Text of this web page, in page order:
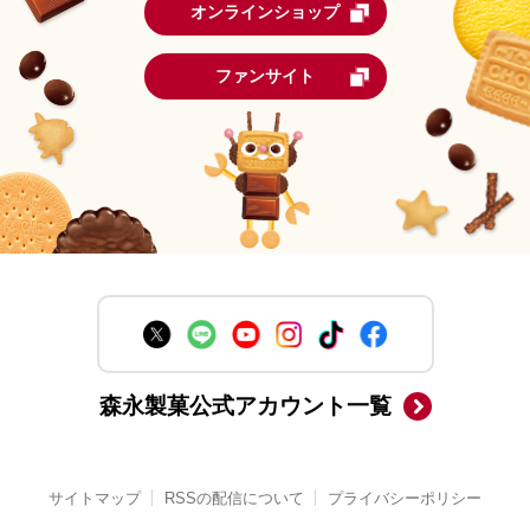
オンラインショップ
ファンサイト
森永製菓公式アカウント一覧
サイトマップ RSSの配信について プライバシーポリシー